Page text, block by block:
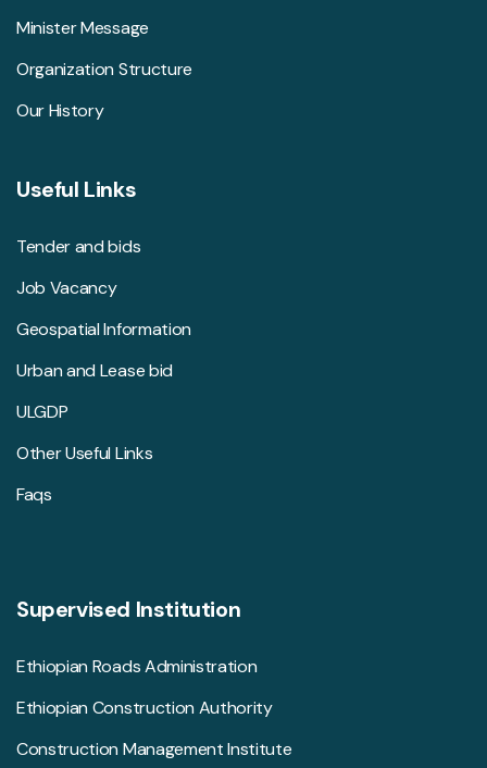
Minister Message
Organization Structure
Our History
Useful Links
Tender and bids
Job Vacancy
Geospatial Information
Urban and Lease bid
ULGDP
Other Useful Links
Faqs
Supervised Institution
Ethiopian Roads Administration
Ethiopian Construction Authority
Construction Management Institute